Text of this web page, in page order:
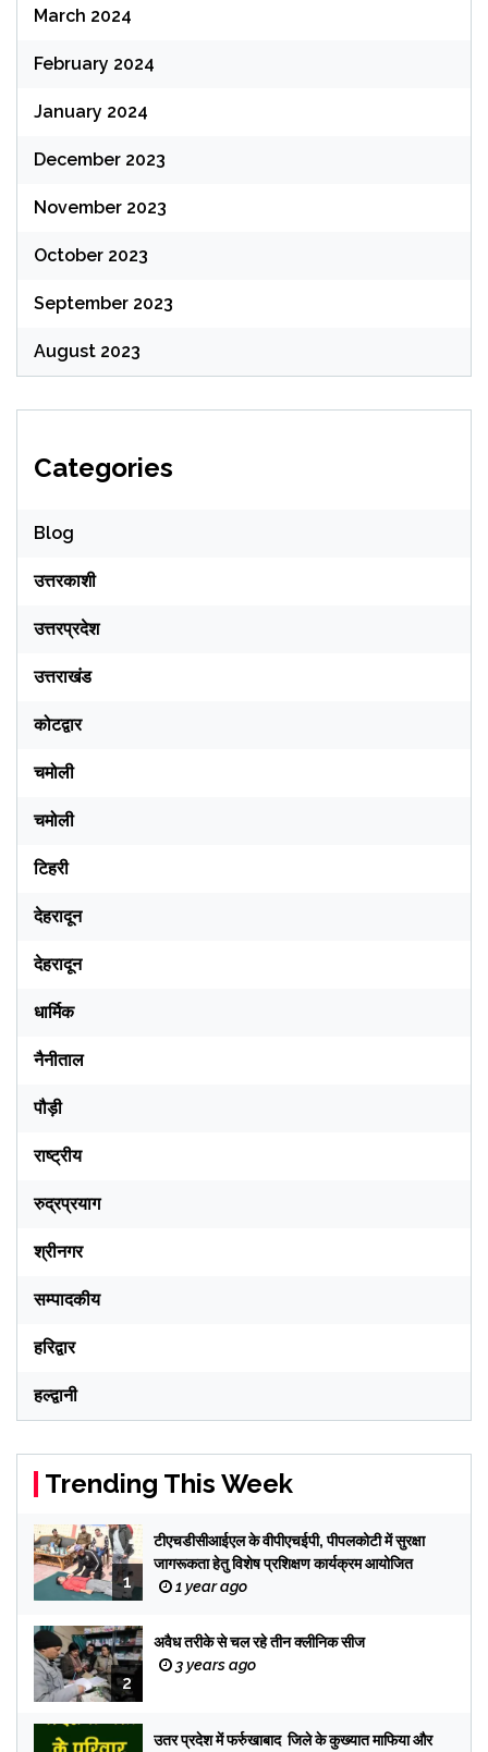
March 2024
February 2024
January 2024
December 2023
November 2023
October 2023
September 2023
August 2023
Categories
Blog
उत्तरकाशी
उत्तरप्रदेश
उत्तराखंड
कोटद्वार
चमोली
चमोली
टिहरी
देहरादून
देहरादून
धार्मिक
नैनीताल
पौड़ी
राष्ट्रीय
रुद्रप्रयाग
श्रीनगर
सम्पादकीय
हरिद्वार
हल्द्वानी
Trending This Week
1
टीएचडीसीआईएल के वीपीएचईपी, पीपलकोटी में सुरक्षा
जागरूकता हेतु विशेष प्रशिक्षण कार्यक्रम आयोजित
1 year ago
2
अवैध तरीके से चल रहे तीन क्लीनिक सीज
3 years ago
उतर प्रदेश में फर्रुखाबाद जिले के कुख्यात माफिया और